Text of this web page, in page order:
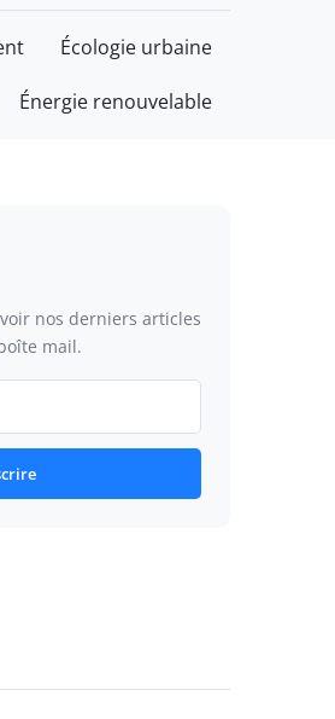
Écologie urbaine
Énergie renouvelable
nos derniers articles
mail.